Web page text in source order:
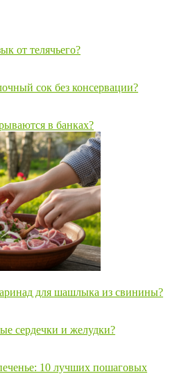
от телячьего?
сок без консервации?
в банках?
для шашлыка из свинины?
сердечки и желудки?
10 лучших пошаговых